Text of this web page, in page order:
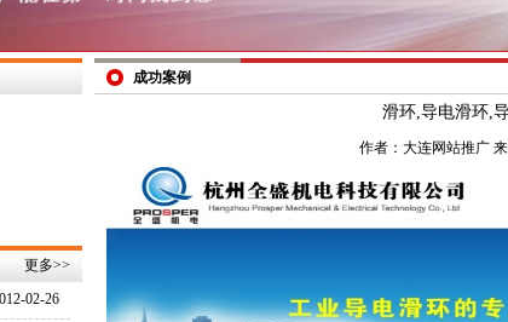
更多>>
02-26
成功案例
滑环,导电滑环,
作者：大连网站推广